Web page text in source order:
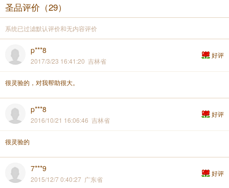
圣品评价（29）
系统已过滤默认评价和无内容评价
p***8
2017/3/23 16:41:20 吉林省
好评
很灵验的，对我帮助很大。
p***8
2016/10/21 16:06:46 吉林省
好评
很灵验的
7***9
2015/12/7 0:40:27 广东省
好评